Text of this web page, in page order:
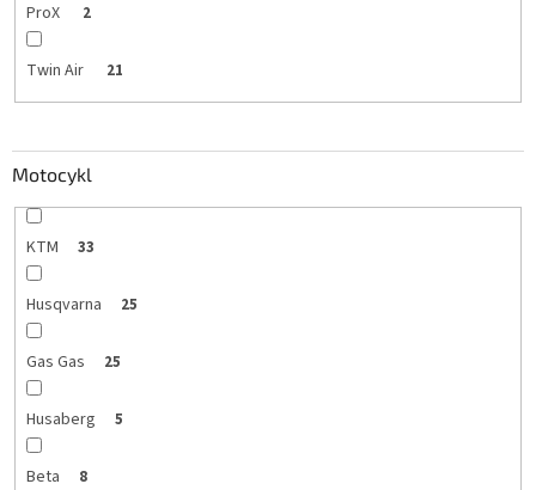
ProX 2
Twin Air 21
Motocykl
KTM 33
Husqvarna 25
Gas Gas 25
Husaberg 5
Beta 8